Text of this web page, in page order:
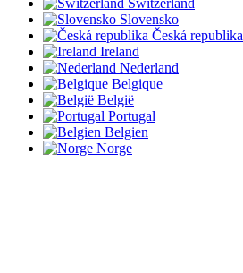
Switzerland
Slovensko
Česká republika
Ireland
Nederland
Belgique
België
Portugal
Belgien
Norge